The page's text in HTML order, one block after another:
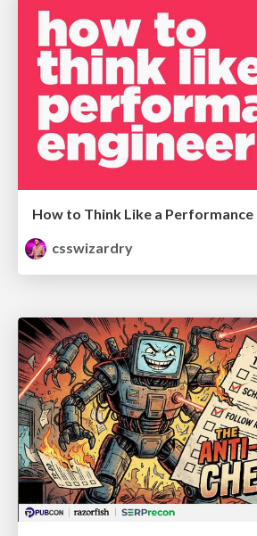
How to Think Like a Performance
csswizardry